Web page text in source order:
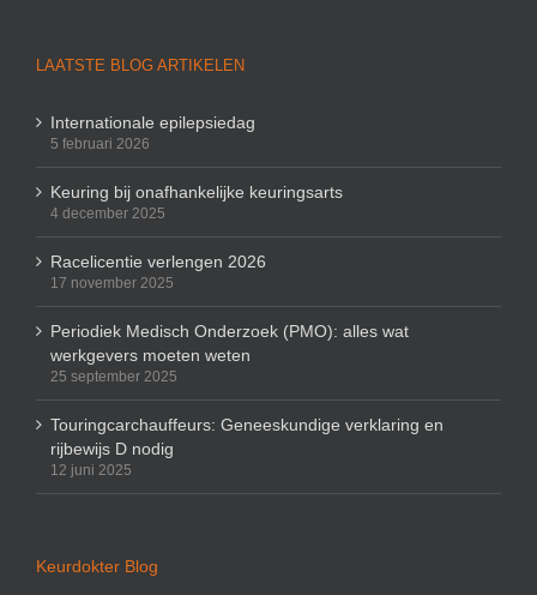
LAATSTE BLOG ARTIKELEN
Internationale epilepsiedag
5 februari 2026
Keuring bij onafhankelijke keuringsarts
4 december 2025
Racelicentie verlengen 2026
17 november 2025
Periodiek Medisch Onderzoek (PMO): alles wat
werkgevers moeten weten
25 september 2025
Touringcarchauffeurs: Geneeskundige verklaring en
rijbewijs D nodig
12 juni 2025
Keurdokter Blog